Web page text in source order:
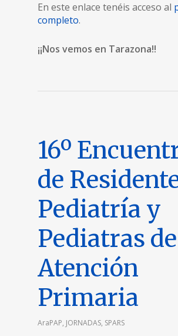
En este enlace tenéis acceso al
completo.
¡¡Nos vemos en Tarazona!!
16º
de
Pediatría y
Pediatras de
Atención
Primaria
AraPAP, JORNADAS, SPARS